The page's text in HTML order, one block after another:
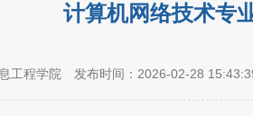
计算机网络技术专
工程学院 发布时间：2026-02-28